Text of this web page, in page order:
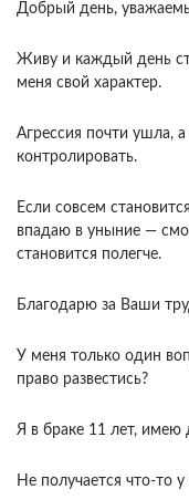
Добрый день,
Живу и каждый день
меня свой характер.
Агрессия почти ушла,
контролировать.
Если совсем
впадаю в уныние —
становится полегче.
Благодарю за Ваши
У меня только один
право развестись?
Я в браке 11 лет, имею
Не получается что-то у